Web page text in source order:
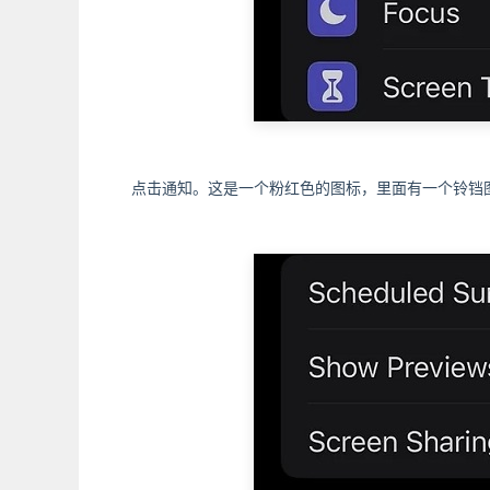
点击通知。这是一个粉红色的图标，里面有一个铃铛